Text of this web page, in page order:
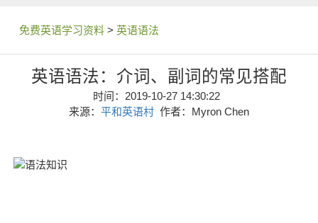
免费英语学习资料> 英语语法
英语语法：介词、副词的常见搭配
时间：2019-10-27 14:30:22
来源： 平和英语村 作者：Myron Chen